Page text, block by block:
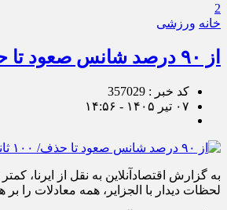
2
خانه ورزشی
از ۹۰ درصد شانس صعود تا حذف/ ۱۰۰ ثانیه تلخ برای تیم ملی ایران
کد خبر : 357029
۰۷ تیر ۱۴۰۵ - ۱۴:۵۶
لحظات دیدار با الجزایر، همه معادلات را